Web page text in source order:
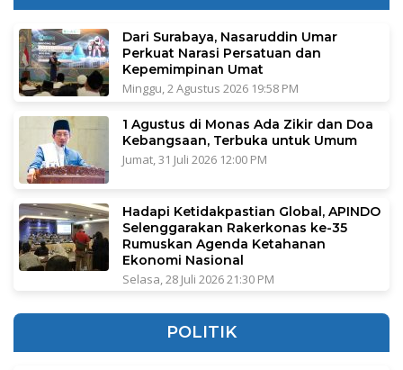
Dari Surabaya, Nasaruddin Umar
Perkuat Narasi Persatuan dan
Kepemimpinan Umat
Minggu, 2 Agustus 2026 19:58 PM
1 Agustus di Monas Ada Zikir dan Doa
Kebangsaan, Terbuka untuk Umum
Jumat, 31 Juli 2026 12:00 PM
Hadapi Ketidakpastian Global, APINDO
Selenggarakan Rakerkonas ke-35
Rumuskan Agenda Ketahanan
Ekonomi Nasional
Selasa, 28 Juli 2026 21:30 PM
POLITIK